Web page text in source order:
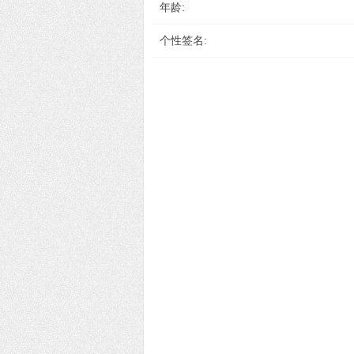
年龄:
个性签名: